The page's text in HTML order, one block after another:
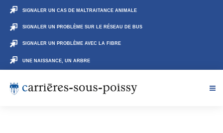
SIGNALER UN CAS DE MALTRAITANCE ANIMALE
SIGNALER UN PROBLÈME SUR LE RÉSEAU DE BUS
SIGNALER UN PROBLÈME AVEC LA FIBRE
UNE NAISSANCE, UN ARBRE